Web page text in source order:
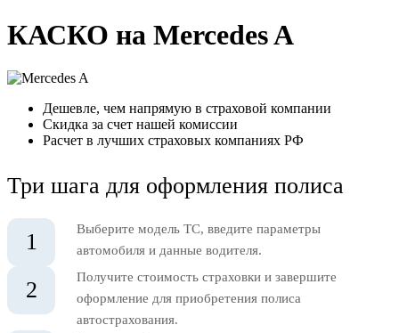
КАСКО на Mercedes A
Дешевле, чем напрямую в страховой компании
Скидка за счет нашей комиссии
Расчет в лучших страховых компаниях РФ
Три шага для оформления полиса
1
Выберите модель ТС, введите параметры
автомобиля и данные водителя.
2
Получите стоимость страховки и завершите
оформление для приобретения полиса
автострахования.